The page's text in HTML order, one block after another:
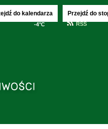
do kalendarza Przejdź do
-4°C RSS